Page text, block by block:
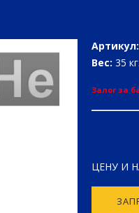
Артикул:
Вес: 35 кг.
Залог за
ЦЕНУ И